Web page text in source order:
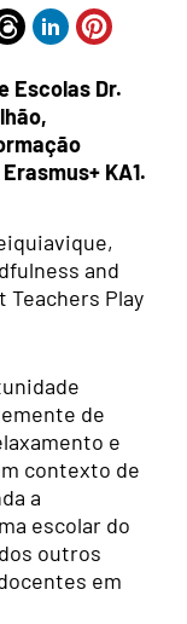
Escolas Dr.
KA1.
and
Teachers Play
de
e
contexto de
a
escolar do
outros
em